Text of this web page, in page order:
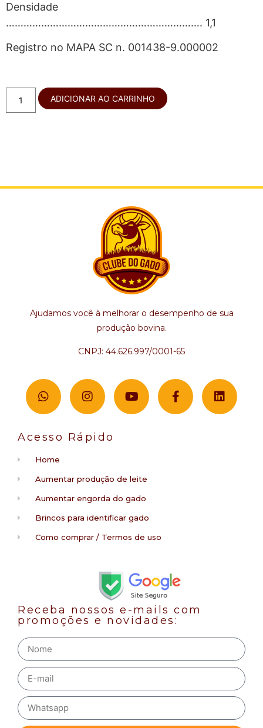
Densidade
…………………………………………………………. 1,1
Registro no MAPA SC n. 001438-9.000002
ADICIONAR AO CARRINHO
Ajudamos você à melhorar o desempenho de sua
produção bovina.
CNPJ: 44.626.997/0001-65
Acesso Rápido
Home
Aumentar produção de leite
Aumentar engorda do gado
Brincos para identificar gado
Como comprar / Termos de uso
Receba nossos e-mails com
promoções e novidades: